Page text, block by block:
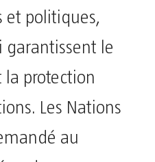
et politiques,
le
la protection
Les Nations
au